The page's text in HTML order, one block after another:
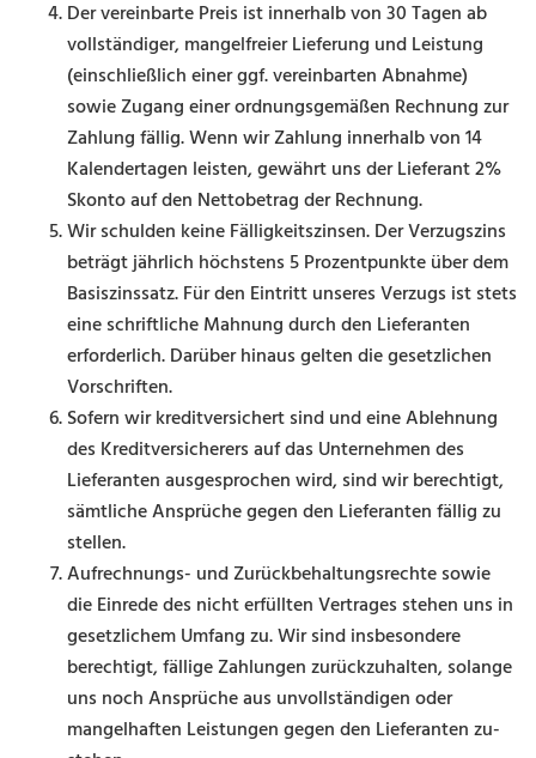
Der vereinbarte Preis ist innerhalb von 30 Tagen ab
vollständiger, mangelfreier Lieferung und Leistung
(einschließlich einer ggf. vereinbarten Abnahme)
sowie Zugang einer ordnungsgemäßen Rechnung zur
Zahlung fällig. Wenn wir Zahlung innerhalb von 14
Kalendertagen leisten, gewährt uns der Lieferant 2%
Skonto auf den Nettobetrag der Rechnung.
Wir schulden keine Fälligkeitszinsen. Der Verzugszins
beträgt jährlich höchstens 5 Prozentpunkte über dem
Basiszinssatz. Für den Eintritt unseres Verzugs ist stets
eine schriftliche Mahnung durch den Lieferanten
erforderlich. Darüber hinaus gelten die gesetzlichen
Vorschriften.
Sofern wir kreditversichert sind und eine Ablehnung
des Kreditversicherers auf das Unternehmen des
Lieferanten ausgesprochen wird, sind wir berechtigt,
sämtliche Ansprüche gegen den Lieferanten fällig zu
stellen.
Aufrechnungs- und Zurückbehaltungsrechte sowie
die Einrede des nicht erfüllten Vertrages stehen uns in
gesetzlichem Umfang zu. Wir sind insbesondere
berechtigt, fällige Zahlungen zurückzuhalten, solange
uns noch Ansprüche aus unvollständigen oder
mangelhaften Leistungen gegen den Lieferanten zu­